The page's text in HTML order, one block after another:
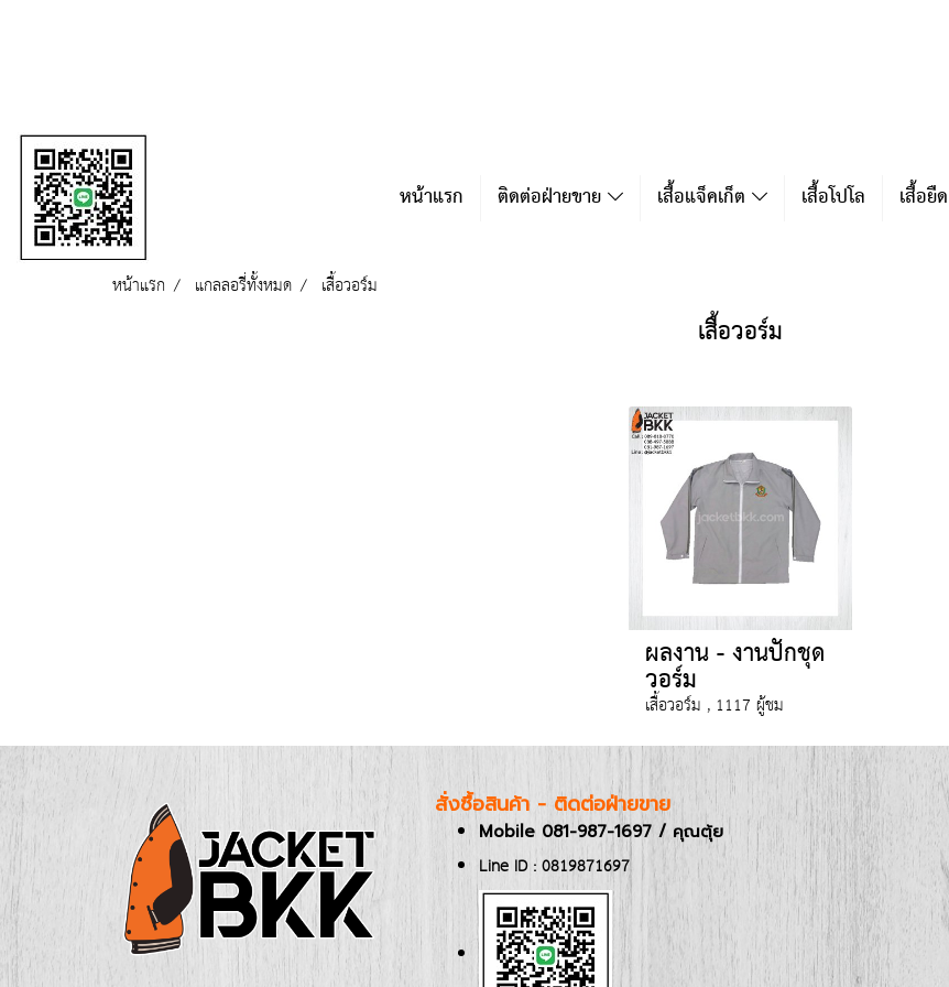
หน้าแรก ติดต่อฝ่ายขาย เสื้อแจ็คเก็ต เสื้อโปโล เสื้อยืด
หน้าแรก แกลลอรี่ทั้งหมด เสื้อวอร์ม
เสื้อวอร์ม
ผลงาน - งานปักชุด
วอร์ม
เสื้อวอร์ม , 1117 ผู้ชม
สั่งซื้อสินค้า - ติดต่อฝ่ายขาย
Mobile 081-987-1697 / คุณตุ้ย
Line ID : 0819871697